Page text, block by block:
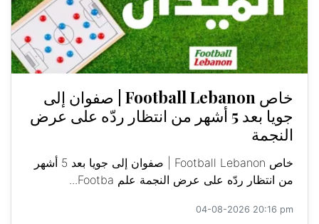
خاص Football Lebanon | صفوان إلى
جويا بعد 5 أشهر من انتظار ردّه على عرض
النجمة
خاص Football Lebanon | صفوان إلى جويا بعد 5 أشهر
من انتظار ردّه على عرض النجمة علم Footba...
04-08-2026 20:16 pm